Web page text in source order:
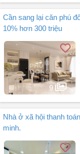
Người đăng: Trần
Đất KDC Đông Tác,
Thổ cư 100m². Sổ
Hỗ trợ vay ngân hàng
Vị trí: Đường ô tô Đông
kế bên Chợ Dĩ An 1,
Đạo. Cách BigC Go,
Cần sang lại căn phú
10% hơn 300 triệu
9
Người đăng: Hoàng
Cần tiền cho kinh
- Mặt tiền DT743c, gần
Nhà ở xã hội thanh
minh.